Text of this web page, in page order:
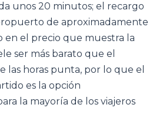
unos 20 minutos; el recargo
de aproximadamente
en el precio que muestra la
ser más barato que el
las horas punta, por lo que el
es la opción
la mayoría de los viajeros